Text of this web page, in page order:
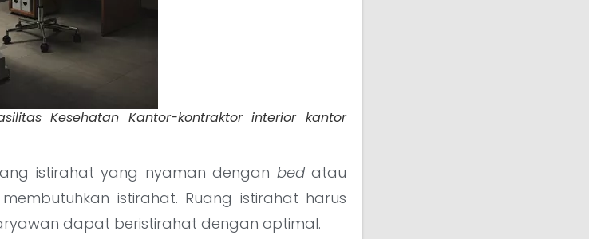
Kesehatan Kantor-kontraktor interior kantor
istirahat yang nyaman dengan bedatau
istirahat. Ruang istirahat harus
dapat beristirahat dengan optimal.